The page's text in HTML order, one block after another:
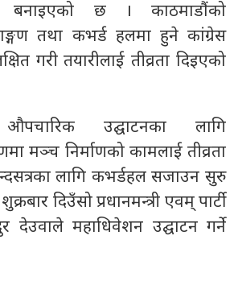
बनाइएको छ । काठमाडौंको
तथा कभर्ड हलमा हुने कांग्रेस
गरी तयारीलाई तीव्रता दिइएको
उद्घाटनका लागि
मञ्च निर्माणको कामलाई तीव्रता
लागि कभर्डहल सजाउन सुरु
दिउँसो प्रधानमन्त्री एवम् पार्टी
देउवाले महाधिवेशन उद्घाटन गर्ने